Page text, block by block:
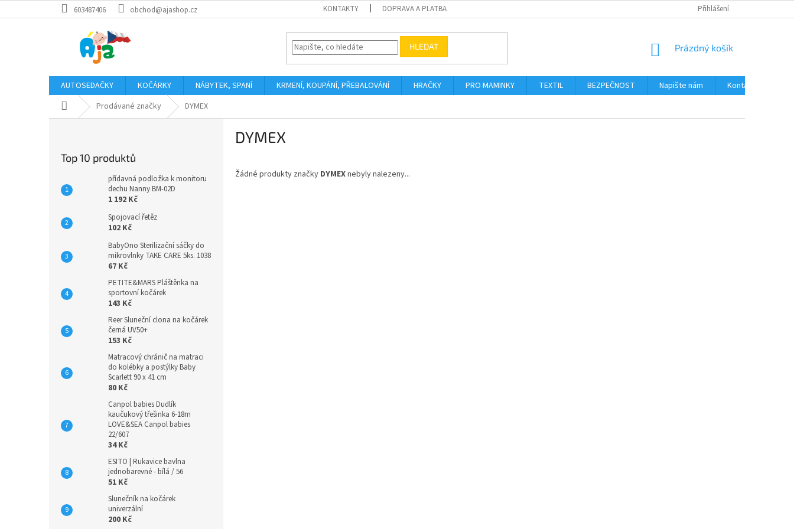
na
603487406 obchod@ajashop.cz KONTAKTY DOPRAVA A PLATBA Přihlášení
HLEDAT
NÁKUPNÍ
Prázdný košík
AUTOSEDAČKY KOČÁRKY NÁBYTEK, SPANÍ KRMENÍ, KOUPÁNÍ, PŘEBALOVÁNÍ HRAČKY PRO MAMINKY TEXTIL BEZPEČNOST Napište nám Kontakty
Domů Prodávané značky DYMEX
Top 10 produktů
přídavná podložka k monitoru
dechu Nanny BM-02D
1 192 Kč
Spojovací řetěz
102 Kč
BabyOno Sterilizační sáčky do
mikrovlnky TAKE CARE 5ks. 1038
67 Kč
PETITE&MARS Pláštěnka na
sportovní kočárek
143 Kč
Reer Sluneční clona na kočárek
černá UV50+
153 Kč
Matracový chránič na matraci
do kolébky a postýlky Baby
Scarlett 90 x 41 cm
80 Kč
Canpol babies Dudlík
kaučukový třešinka 6-18m
LOVE&SEA Canpol babies
22/607
34 Kč
ESITO | Rukavice bavlna
jednobarevné - bílá / 56
51 Kč
Slunečník na kočárek
univerzální
200 Kč
DYMEX
Žádné produkty značky DYMEXnebyly nalezeny...